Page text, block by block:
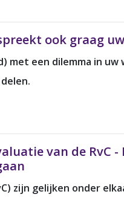
ook graag
met een dilemma in
van de RvC
zijn gelijken onder